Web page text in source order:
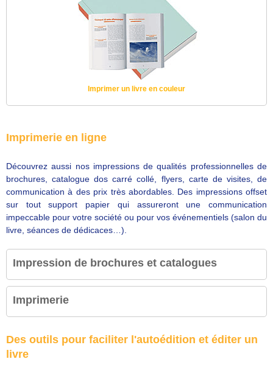
Imprimer un livre en couleur
Imprimerie en ligne
Découvrez aussi nos impressions de qualités professionnelles de
brochures, catalogue dos carré collé, flyers, carte de visites, de
communication à des prix très abordables. Des impressions offset
sur tout support papier qui assureront une communication
impeccable pour votre société ou pour vos événementiels (salon du
livre, séances de dédicaces…).
Impression de brochures et catalogues
Imprimerie
Des outils pour faciliter l'autoédition et éditer un
livre